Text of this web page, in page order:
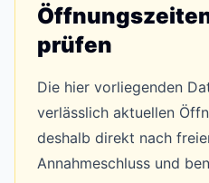
prüfen
Die hier vorliegenden
verlässlich aktuellen
deshalb direkt nach
Annahmeschluss und